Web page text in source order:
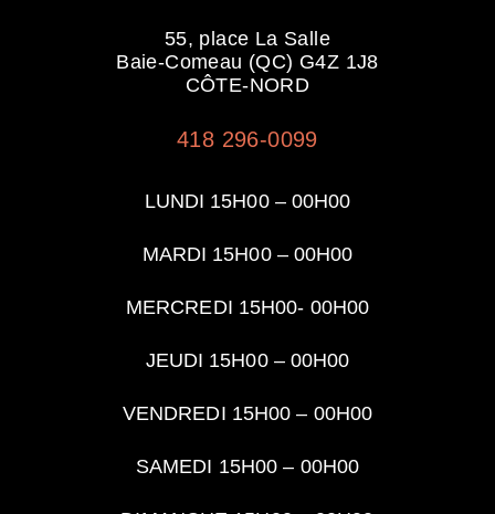
55, place La Salle
Baie-Comeau (QC) G4Z 1J8
CÔTE-NORD
418 296-0099
LUNDI 15H00 – 00H00
MARDI 15H00 – 00H00
MERCREDI 15H00- 00H00
JEUDI 15H00 – 00H00
VENDREDI 15H00 – 00H00
SAMEDI 15H00 – 00H00